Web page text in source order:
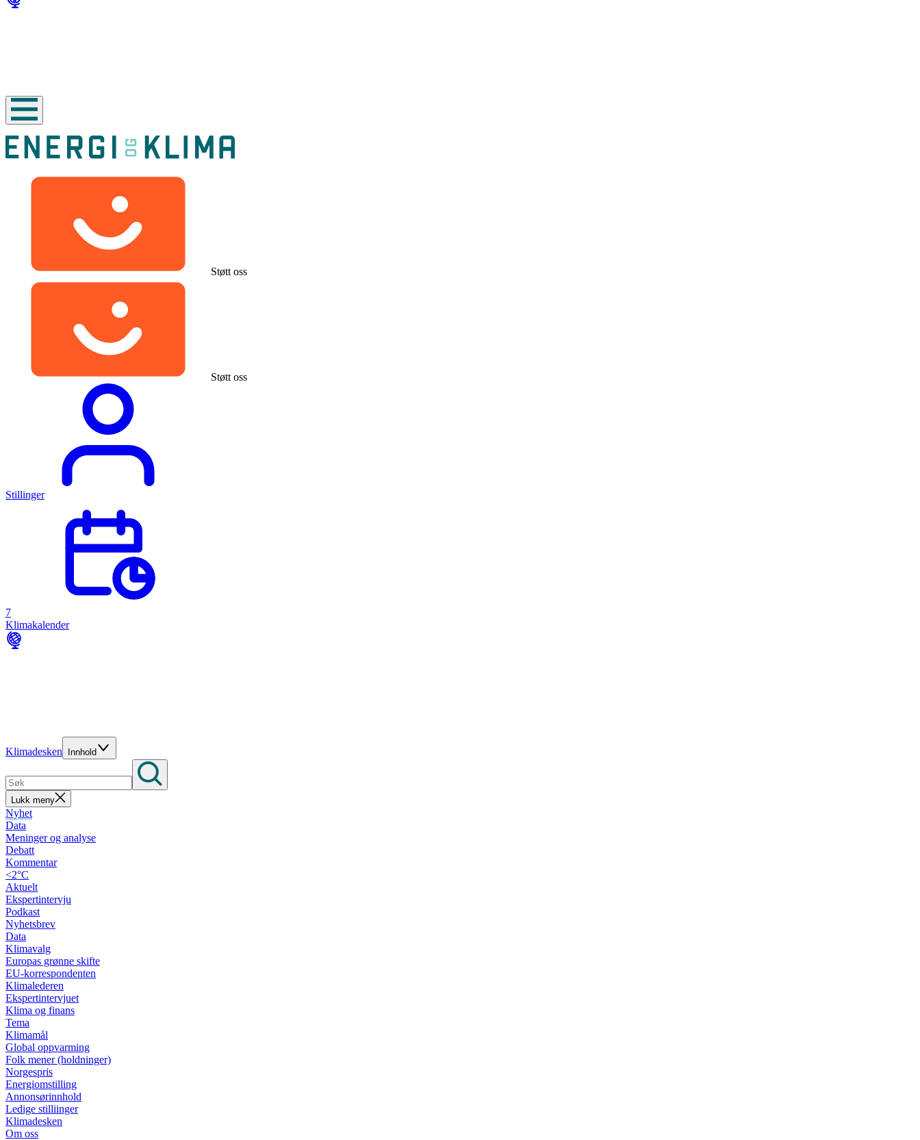
Støtt oss
Støtt oss
Stillinger
7
Klimakalender
Klimadesken Innhold
Lukk meny
Nyhet
Data
Meninger og analyse
Debatt
Kommentar
<2°C
Aktuelt
Ekspertintervju
Podkast
Nyhetsbrev
Data
Klimavalg
Europas grønne skifte
EU-korrespondenten
Klimalederen
Ekspertintervjuet
Klima og finans
Tema
Klimamål
Global oppvarming
Folk mener (holdninger)
Norgespris
Energiomstilling
Annonsørinnhold
Ledige stilliinger
Klimadesken
Om oss